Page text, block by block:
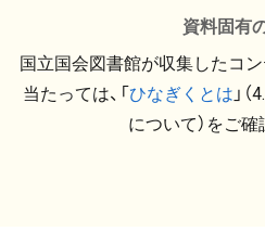
資料固有
国立国会図書館が収集したコ
当たっては、「ひなぎくとは 」
について）をご確